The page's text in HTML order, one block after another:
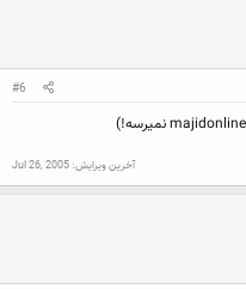
#6
آخرین ویرایش: Jul 26, 2005